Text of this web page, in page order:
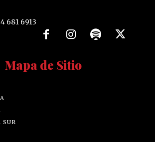
681 6913
Mapa de Sitio
SUR